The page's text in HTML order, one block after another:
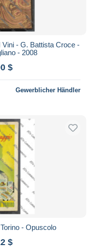
- G. Battista Croce -
- 2008
$
Gewerblicher Händler
- Opuscolo
$